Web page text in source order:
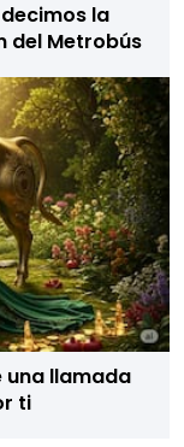
la
del Metrobús
una llamada
ti